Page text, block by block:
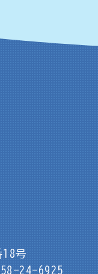
号
24-6925